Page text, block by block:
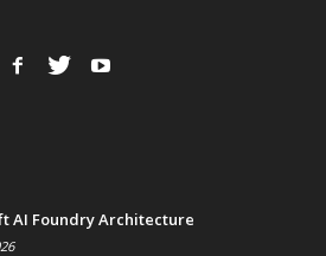
AI Foundry Architecture